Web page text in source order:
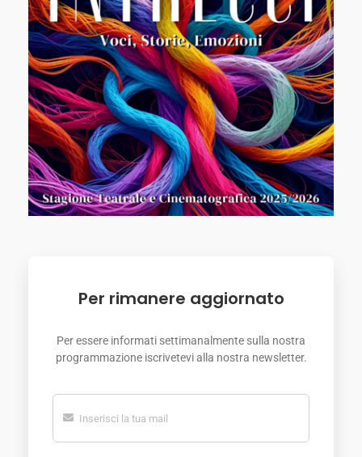
Per rimanere aggiornato
Per essere informati settimanalmente sulla nostra
programmazione iscrivetevi alla nostra newsletter.